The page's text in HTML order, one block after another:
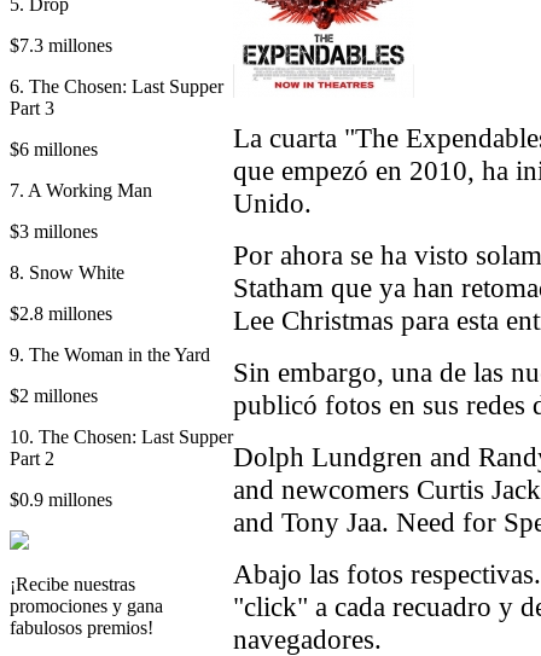
$7.3 millones
6. The Chosen: Last Supper
Part 3
$6 millones
7. A Working Man
$3 millones
8. Snow White
$2.8 millones
9. The Woman in the Yard
$2 millones
10. The Chosen: Last Supper
Part 2
$0.9 millones
¡Recibe nuestras
promociones y gana
fabulosos premios!
La cuarta "The
que empezó en 2010, ha
Unido.
Por ahora se ha visto
Statham que ya han
Lee Christmas para esta
Sin embargo, una de las
publicó fotos en sus redes
Dolph Lundgren and
and newcomers Curtis
and Tony Jaa. Need for
Abajo las fotos
"click" a cada recuadro y
navegadores.